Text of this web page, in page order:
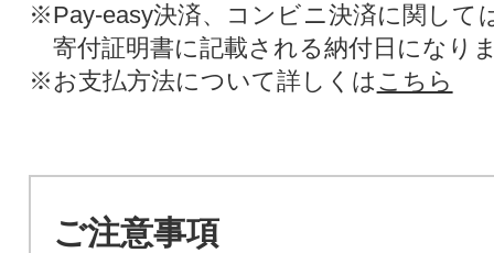
※Pay-easy決済、コンビニ決済に関して
寄付証明書に記載される納付日になり
※お支払方法について詳しくは こちら
ご注意事項